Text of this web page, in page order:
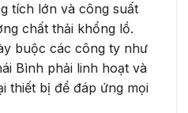
tích lớn và công suất
chất thải khổng lồ.
buộc các công ty như
Bình phải linh hoạt và
thiết bị để đáp ứng mọi